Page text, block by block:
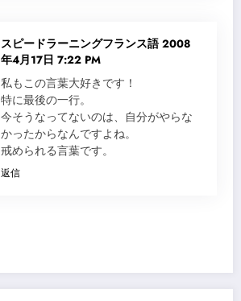
スピードラーニングフランス語 2008
年4月17日 7:22 PM
私もこの言葉大好きです！
特に最後の一行。
今そうなってないのは、自分がやらな
かったからなんですよね。
戒められる言葉です。
返信